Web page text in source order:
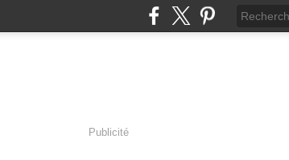
Publicité